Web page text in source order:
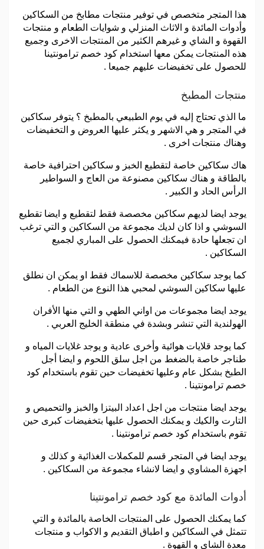
هذا المتجر متخصص في توفير منتجات مطابخ من السكاكين
وأدوات المائدة و الاثاث المنزلي و شوايات الطعام و منتجات
القهوة و الشاي و غيرهم الكثير من المنتجات الاخرى وجميع
هذه المنتجات يمكن معها استخدام كود خصم ترامونتينا
للحصول على تخفيضات عليهم جميعا .
منتجات المطبخ
ما الذي تحتاج إليه في يوم الطبيعي بالمطبخ ؟ يتوفر سكاكين
في المتجر و هي الاشهر و يكثر عليها العروض و التخفيضات
وهناك منتجات اخرى .
هاك سكاكين خاصة لتقطيع الخبز و سكاكين احترافية خاصة
بالطاقة و هناك سكاكين مصنوعة من العاج و السواطير
الرأس الحاد و الكبير .
يوجد ايضا لديهم سكاكين مخصصة فقط لتقطيع و ايضا تقطيع
السوشي و اذا كان لديك مجموعة من السكاكين و التي ترغب
ان تجعلها حادة فيمكنك الحصول على المباري لجميع
السكاكين .
كما يوجد سكاكين مخصصة للاسماك فقط او يمكن ان نطلق
عليها سكاكين السوشي لمحبي هذا النوع من الطعام .
يوجد ايضا مجموعات من اواني الطهي و التي منها الأفران
الهولندية التي تنشر وبشدة في منطقة الخليج العربي .
كما يوجد قلايات هوائية وأخرى عادية و يوجد غلايات المياه و
طناجر خاصة بالضغط من اجل سلق اللحوم و ايضا أجل
الطبخ بشكل عام وعليها تخفيضات حين تقوم باستخدام كود
خصم ترامونتينا .
يوجد ايضا منتجات من اجل اعداد البيتزا والخبز والتحميص و
التارت والكيك و يمكنك الحصول عليها بتخفيضات كبرى حين
تقوم باستخدام كود خصم ترامونتينا .
يوجد ايضا في المتجر قسم للمكملات الغذائية و كذلك و
اجهزة المشاوي و ايضا لانشاء مجموعة من السكاكين .
أدوات المائدة مع كود خصم ترامونتينا
كما يمكنك الحصول على المنتجات الخاصة بالمائدة و التي
تتمثل في السكاكين و اطباق التقديم و الاكواب و منتجات
معدة الشاي و القهوة .